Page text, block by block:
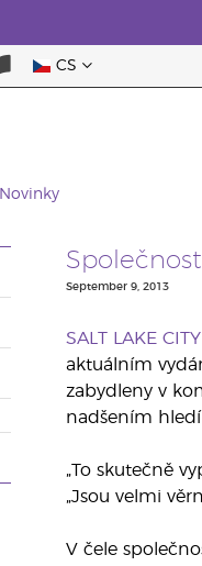
CS
Novinky
September 9, 2013
SALT LAKE
aktuálním
zabydleny v
nadšením
„To skutečně
„Jsou velmi
V čele